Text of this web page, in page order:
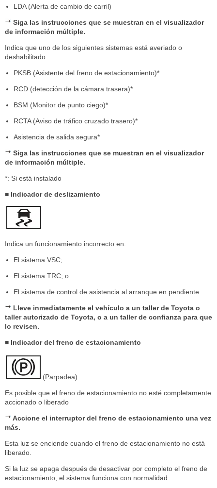
LDA (Alerta de cambio de carril)
Siga las instrucciones que se muestran en el visualizador
de información múltiple.
Indica que uno de los siguientes sistemas está averiado o
deshabilitado.
PKSB (Asistente del freno de estacionamiento)*
RCD (detección de la cámara trasera)*
BSM (Monitor de punto ciego)*
RCTA (Aviso de tráfico cruzado trasero)*
Asistencia de salida segura*
Siga las instrucciones que se muestran en el visualizador
de información múltiple.
*: Si está instalado
■ Indicador de deslizamiento
Indica un funcionamiento incorrecto en:
El sistema VSC;
El sistema TRC; o
El sistema de control de asistencia al arranque en pendiente
Lleve inmediatamente el vehículo a un taller de Toyota o
taller autorizado de Toyota, o a un taller de confianza para que
lo revisen.
■ Indicador del freno de estacionamiento
(Parpadea)
Es posible que el freno de estacionamiento no esté completamente
accionado o liberado
Accione el interruptor del freno de estacionamiento una vez
más.
Esta luz se enciende cuando el freno de estacionamiento no está
liberado.
Si la luz se apaga después de desactivar por completo el freno de
estacionamiento, el sistema funciona con normalidad.